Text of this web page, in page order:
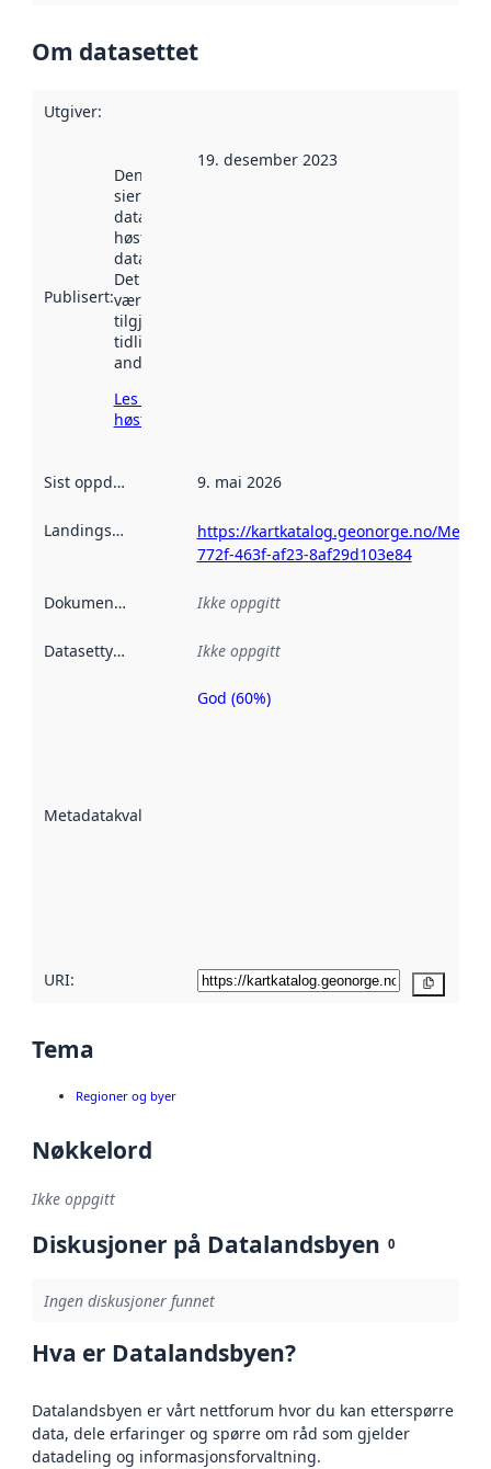
Om datasettet
Utgiver:
Publisert:
Denne datoen
sier når
datasettet ble
høstet av
data.norge.no.
Det kan ha
vært
tilgjengelig
tidligere
andre steder.
Les mer om
høsting her
19. desember 2023
Sist oppdatert 9. mai 2026
Landingsside
https://kartkatalog.geonorge.no/
772f-463f-af23-8af29d103e84
Dokumentasjon Ikke oppgitt
Datasettype Ikke oppgitt
Metadatakvalitet
Metadatakvalitet
God (60%)
URI:
Tema
Regioner og byer
Nøkkelord
Ikke oppgitt
Diskusjoner på Datalandsbyen 0
Ingen diskusjoner funnet
Hva er Datalandsbyen?
Datalandsbyen er vårt nettforum hvor du kan etterspørre
data, dele erfaringer og spørre om råd som gjelder
datadeling og informasjonsforvaltning.